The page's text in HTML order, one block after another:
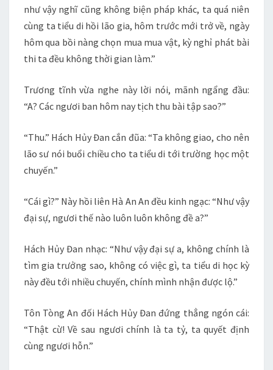
như vậy nghĩ cũng không biện pháp khác, ta quá niên
cùng ta tiểu di hồi lão gia, hôm trước mới trở về, ngày
hôm qua bồi nàng chọn mua mua vật, kỳ nghỉ phát bài
thi ta đều không thời gian làm.”
Trương tĩnh vừa nghe này lời nói, mãnh ngẩng đầu:
“A? Các ngươi ban hôm nay tịch thu bài tập sao?”
“Thu.” Hách Hủy Đan cắn đũa: “Ta không giao, cho nên
lão sư nói buổi chiều cho ta tiểu di tới trường học một
chuyến.”
“Cái gì?” Này hồi liên Hà An An đều kinh ngạc: “Như vậy
đại sự, ngươi thế nào luôn luôn không đề a?”
Hách Hủy Đan nhạc: “Như vậy đại sự a, không chính là
tìm gia trưởng sao, không có việc gì, ta tiểu di học kỳ
này đều tới nhiều chuyến, chính mình nhận được lộ.”
Tôn Tòng An đối Hách Hủy Đan đứng thẳng ngón cái:
“Thật cừ! Về sau ngươi chính là ta tỷ, ta quyết định
cùng ngươi hỗn.”